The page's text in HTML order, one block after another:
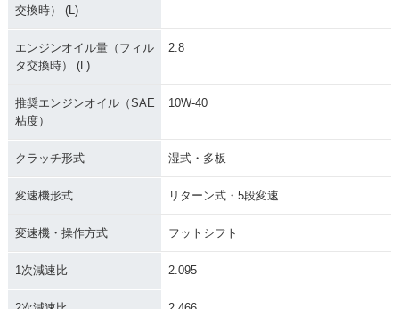
交換時） (L)
エンジンオイル量（フィル
タ交換時） (L)
2.8
推奨エンジンオイル（SAE
粘度）
10W-40
クラッチ形式 湿式・多板
変速機形式 リターン式・5段変速
変速機・操作方式 フットシフト
1次減速比 2.095